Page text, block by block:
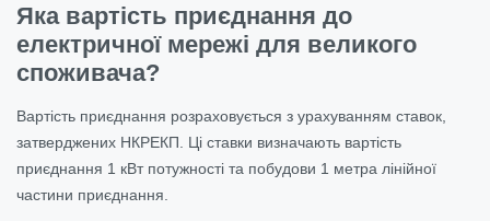
Яка вартість приєднання до
електричної мережі для великого
споживача?
Вартість приєднання розраховується з урахуванням ставок,
затверджених НКРЕКП. Ці ставки визначають вартість
приєднання 1 кВт потужності та побудови 1 метра лінійної
частини приєднання.